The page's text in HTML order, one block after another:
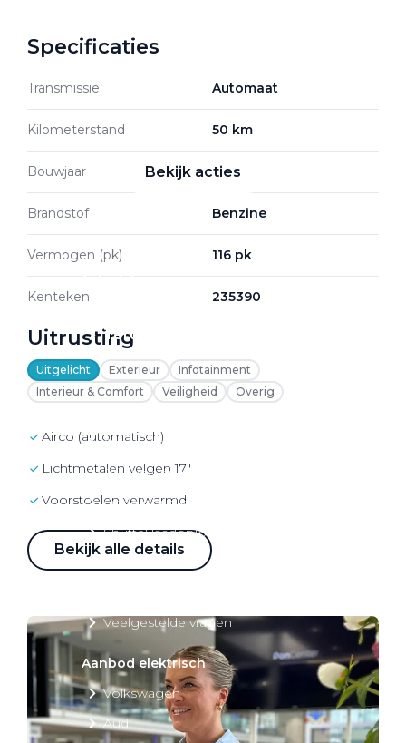
voordeel
Bekijk acties
Zakelijk
Terug
Over elektrisch rijden
Bijtelling en belastingvoordelen
Onderhoud en kosten
Shuttel laadoplossingen
Veelgestelde vragen
Aanbod elektrisch
Volkswagen
Audi
Specificaties
Transmissie Automaat
Kilometerstand 50 km
Bouwjaar 2026
Brandstof Benzine
Vermogen (pk) 116 pk
Kenteken 235390
Uitrusting
Uitgelicht Exterieur
Infotainment
Interieur & Comfort
Veiligheid Overig
airco (automatisch)
lichtmetalen velgen 17"
voorstoelen verwarmd
Bekijk alle details